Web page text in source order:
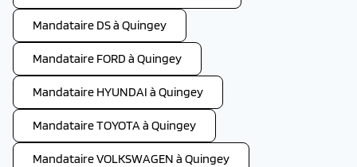
Mandataire DS à Quingey
Mandataire FORD à Quingey
Mandataire HYUNDAI à Quingey
Mandataire TOYOTA à Quingey
Mandataire VOLKSWAGEN à Quingey